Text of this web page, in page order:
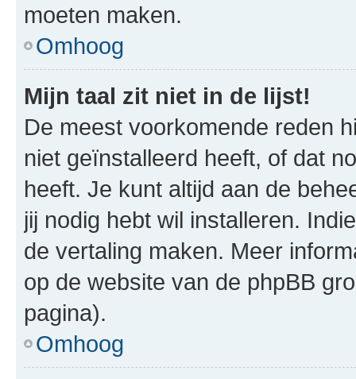
moeten maken.
Omhoog
Mijn taal zit niet in de lijst!
De meest voorkomende reden
niet geïnstalleerd heeft, of dat
heeft. Je kunt altijd aan de
jij nodig hebt wil installeren.
de vertaling maken. Meer
op de website van de phpBB
pagina).
Omhoog